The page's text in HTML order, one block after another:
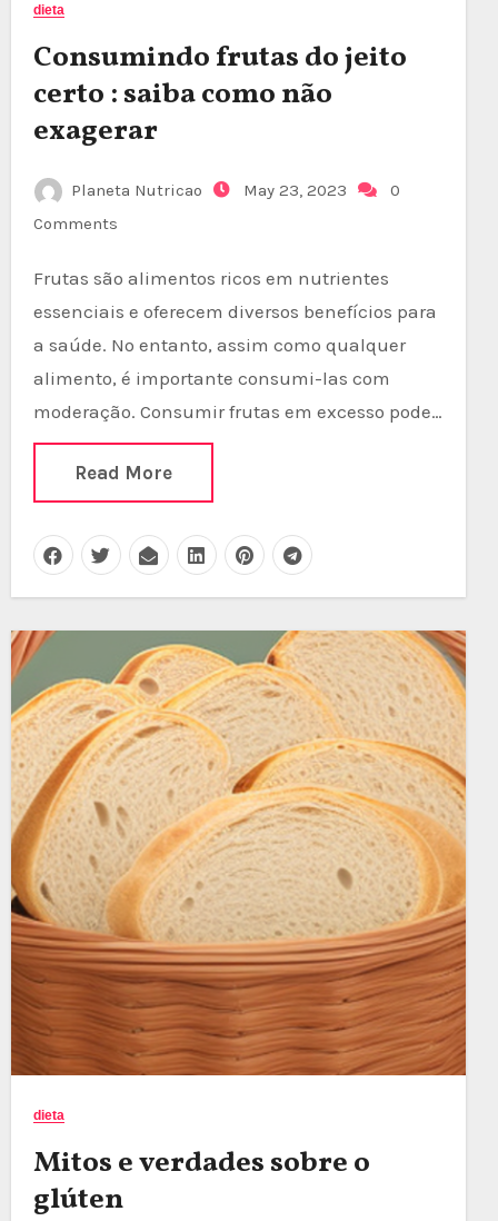
dieta
Consumindo frutas do jeito
certo : saiba como não
exagerar
Planeta Nutricao May 23, 2023
0
Comments
Frutas são alimentos ricos em nutrientes
essenciais e oferecem diversos benefícios para
a saúde. No entanto, assim como qualquer
alimento, é importante consumi-las com
moderação. Consumir frutas em excesso pode…
Read More
dieta
Mitos e verdades sobre o
glúten